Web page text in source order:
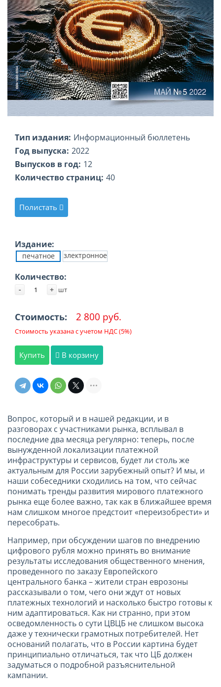
Тип издания: Информационный бюллетень
Год выпуска: 2022
Выпусков в год: 12
Количество страниц: 40
Полистать
Издание:
печатное злектронное
Количество:
- + шт
Стоимость: 2 800 руб.
Стоимость указана с учетом НДС (5%)
Купить В корзину
Вопрос, который и в нашей редакции, и в
разговорах с участниками рынка, всплывал в
последние два месяца регулярно: теперь, после
вынужденной локализации платежной
инфраструктуры и сервисов, будет ли столь же
актуальным для России зарубежный опыт? И мы, и
наши собеседники сходились на том, что сейчас
понимать тренды развития мирового платежного
рынка еще более важно, так как в ближайшее время
нам слишком многое предстоит «переизобрести» и
пересобрать.
Например, при обсуждении шагов по внедрению
цифрового рубля можно принять во внимание
результаты исследования общественного мнения,
проведенного по заказу Европейского
центрального банка – жители стран еврозоны
рассказывали о том, чего они ждут от новых
платежных технологий и насколько быстро готовы к
ним адаптироваться. Как ни странно, при этом
осведомленность о сути ЦВЦБ не слишком высока
даже у технически грамотных потребителей. Нет
оснований полагать, что в России картина будет
принципиально отличаться, так что ЦБ должен
задуматься о подробной разъяснительной
кампании.